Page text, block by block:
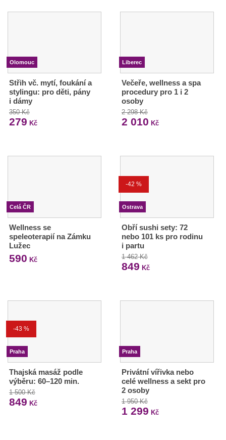
Olomouc
Střih vč. mytí, foukání a
stylingu: pro děti, pány
i dámy
350 Kč
279 Kč
Liberec
Večeře, wellness a spa
procedury pro 1 i 2
osoby
2 298 Kč
2 010 Kč
Celá ČR
Wellness se
speleoterapií na Zámku
Lužec
590 Kč
-42 %
Ostrava
Obří sushi sety: 72
nebo 101 ks pro rodinu
i partu
1 462 Kč
849 Kč
-43 %
Praha
Thajská masáž podle
výběru: 60–120 min.
1 500 Kč
849 Kč
Praha
Privátní vířivka nebo
celé wellness a sekt pro
2 osoby
1 950 Kč
1 299 Kč